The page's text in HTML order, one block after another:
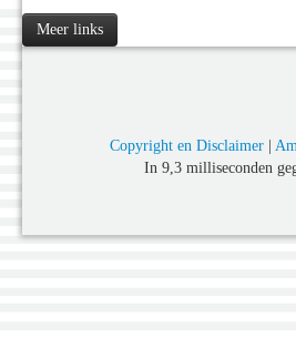
Meer links
Copyright en Disclaimer|
In 9,3 milliseconden